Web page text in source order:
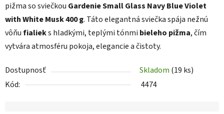
pižma so sviečkou Gardenie Small Glass Navy Blue Violet
with White Musk 400 g. Táto elegantná sviečka spája nežnú
vôňufialieks hladkými, teplými tónmi bieleho pižma, čím
vytvára atmosféru pokoja, elegancie a čistoty.
Dostupnosť Skladom (19 ks)
Kód:
4474